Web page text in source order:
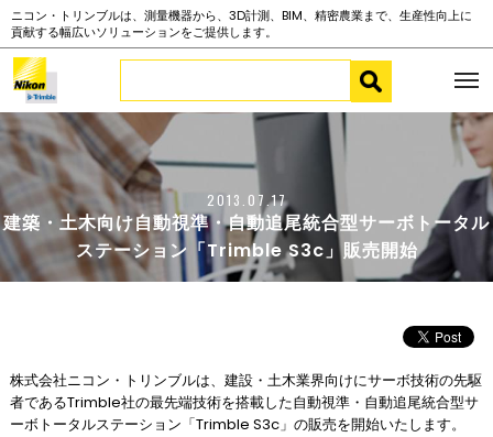
ニコン・トリンブルは、測量機器から、3D計測、BIM、精密農業まで、生産性向上に
貢献する幅広いソリューションをご提供します。
2013.07.17
建築・土木向け自動視準・自動追尾統合型サーボトータル
ステーション「Trimble S3c」販売開始
株式会社ニコン・トリンブルは、建設・土木業界向けにサーボ技術の先駆
者であるTrimble社の最先端技術を搭載した自動視準・自動追尾統合型サ
ーボトータルステーション「Trimble S3c」の販売を開始いたします。